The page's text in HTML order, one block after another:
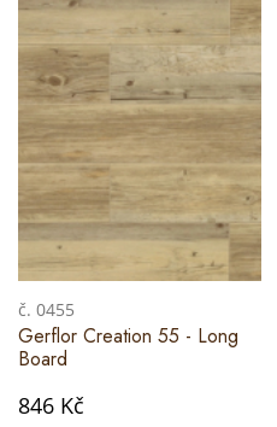
č. 0455
Gerflor Creation 55 - Long
Board
846 Kč